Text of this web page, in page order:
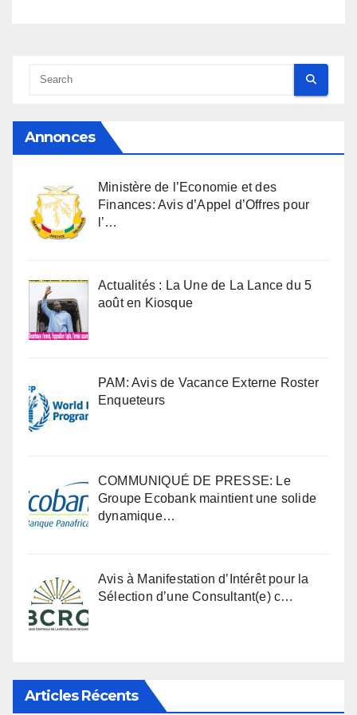
Annonces
Ministère de l’Economie et des
Finances: Avis d’Appel d’Offres pour
l’…
Actualités : La Une de La Lance du 5
août en Kiosque
PAM: Avis de Vacance Externe Roster
Enqueteurs
COMMUNIQUÉ DE PRESSE: Le
Groupe Ecobank maintient une solide
dynamique…
Avis à Manifestation d’Intérêt pour la
Sélection d’une Consultant(e) c…
Articles Récents